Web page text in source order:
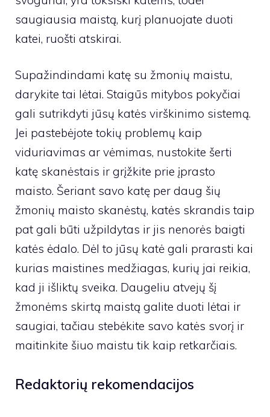
saugiausia maistą, kurį planuojate duoti
katei, ruošti atskirai.
Supažindindami katę su žmonių maistu,
darykite tai lėtai. Staigūs mitybos pokyčiai
gali sutrikdyti jūsų katės virškinimo sistemą.
Jei pastebėjote tokių problemų kaip
viduriavimas ar vėmimas, nustokite šerti
katę skanėstais ir grįžkite prie įprasto
maisto. Šeriant savo katę per daug šių
žmonių maisto skanėstų, katės skrandis taip
pat gali būti užpildytas ir jis nenorės baigti
katės ėdalo. Dėl to jūsų katė gali prarasti kai
kurias maistines medžiagas, kurių jai reikia,
kad ji išliktų sveika. Daugeliu atvejų šį
žmonėms skirtą maistą galite duoti lėtai ir
saugiai, tačiau stebėkite savo katės svorį ir
maitinkite šiuo maistu tik kaip retkarčiais.
Redaktorių rekomendacijos